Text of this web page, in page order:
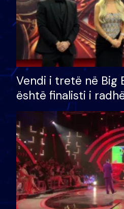
Vendi i tretë në Big
është finalisti i